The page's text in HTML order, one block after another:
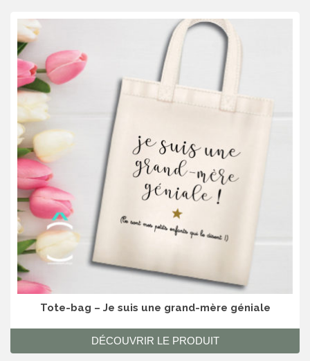
Tote-bag – Je suis une grand-mère géniale
DÉCOUVRIR LE PRODUIT